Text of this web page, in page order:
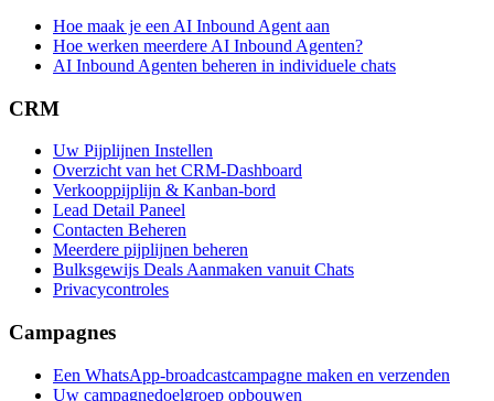
Hoe maak je een AI Inbound Agent aan
Hoe werken meerdere AI Inbound Agenten?
AI Inbound Agenten beheren in individuele chats
CRM
Uw Pijplijnen Instellen
Overzicht van het CRM-Dashboard
Verkooppijplijn & Kanban-bord
Lead Detail Paneel
Contacten Beheren
Meerdere pijplijnen beheren
Bulksgewijs Deals Aanmaken vanuit Chats
Privacycontroles
Campagnes
Een WhatsApp-broadcastcampagne maken en verzenden
Uw campagnedoelgroep opbouwen